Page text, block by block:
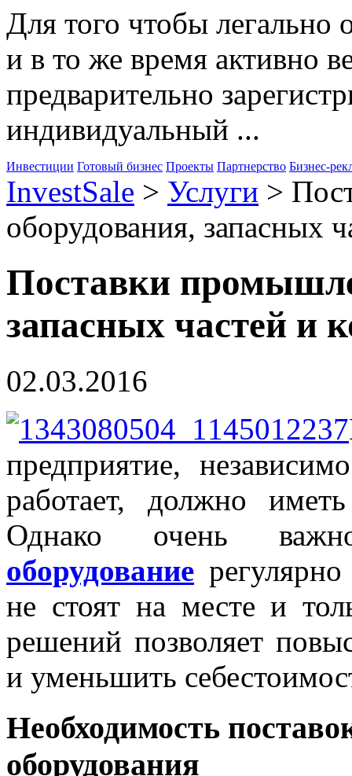
Для того чтобы легально
и в то же время активно
предварительно
индивидуальный ...
Инвестиции Готовый бизнес Проекты Партнерство Бизнес-
InvestSale > Услуги >
оборудования, запасных
Поставки
запасных частей и
02.03.2016
предприятие,
работает, должно
Однако очень
оборудование
не стоят на месте и
решений позволяет
и уменьшить
Необходимость
оборудования